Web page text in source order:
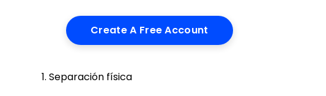
1. Separación física